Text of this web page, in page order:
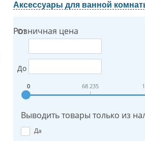
Аксессуары для ванной
Розничная цена
От
До
0 68 235
Выводить товары только из
Да